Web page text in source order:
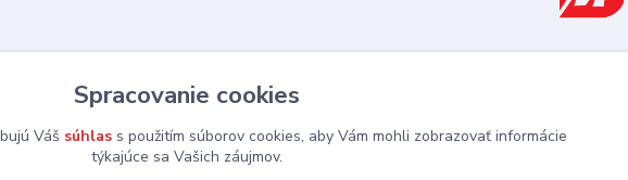
Spracovanie cookies
Váš súhlas s použitím súborov cookies, aby Vám mohli zobrazovať informácie
týkajúce sa Vašich záujmov.